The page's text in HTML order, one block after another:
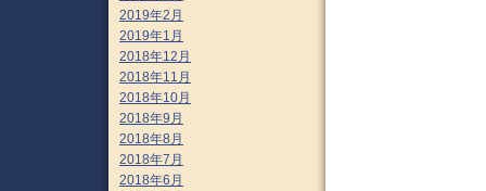
2019年2月
2019年1月
2018年12月
2018年11月
2018年10月
2018年9月
2018年8月
2018年7月
2018年6月